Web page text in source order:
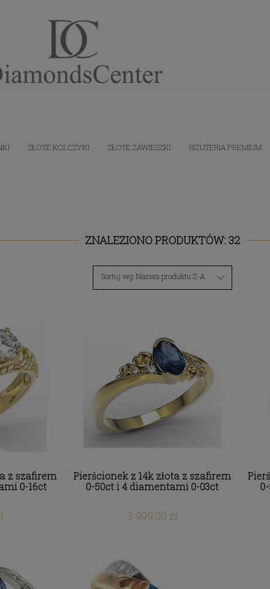
ZŁOTE KOLCZYKI ZŁOTE ZAWIESZKI BIŻUTERIA PREMIUM
ZNALEZIONO PRODUKTÓW: 32
Sortuj wg:Nazwa produktu Z-A
z szafirem
0-16ct
Pierścionek z 14k złota z szafirem
0-50ct i 4 diamentami 0-03ct
3 999,00 zł